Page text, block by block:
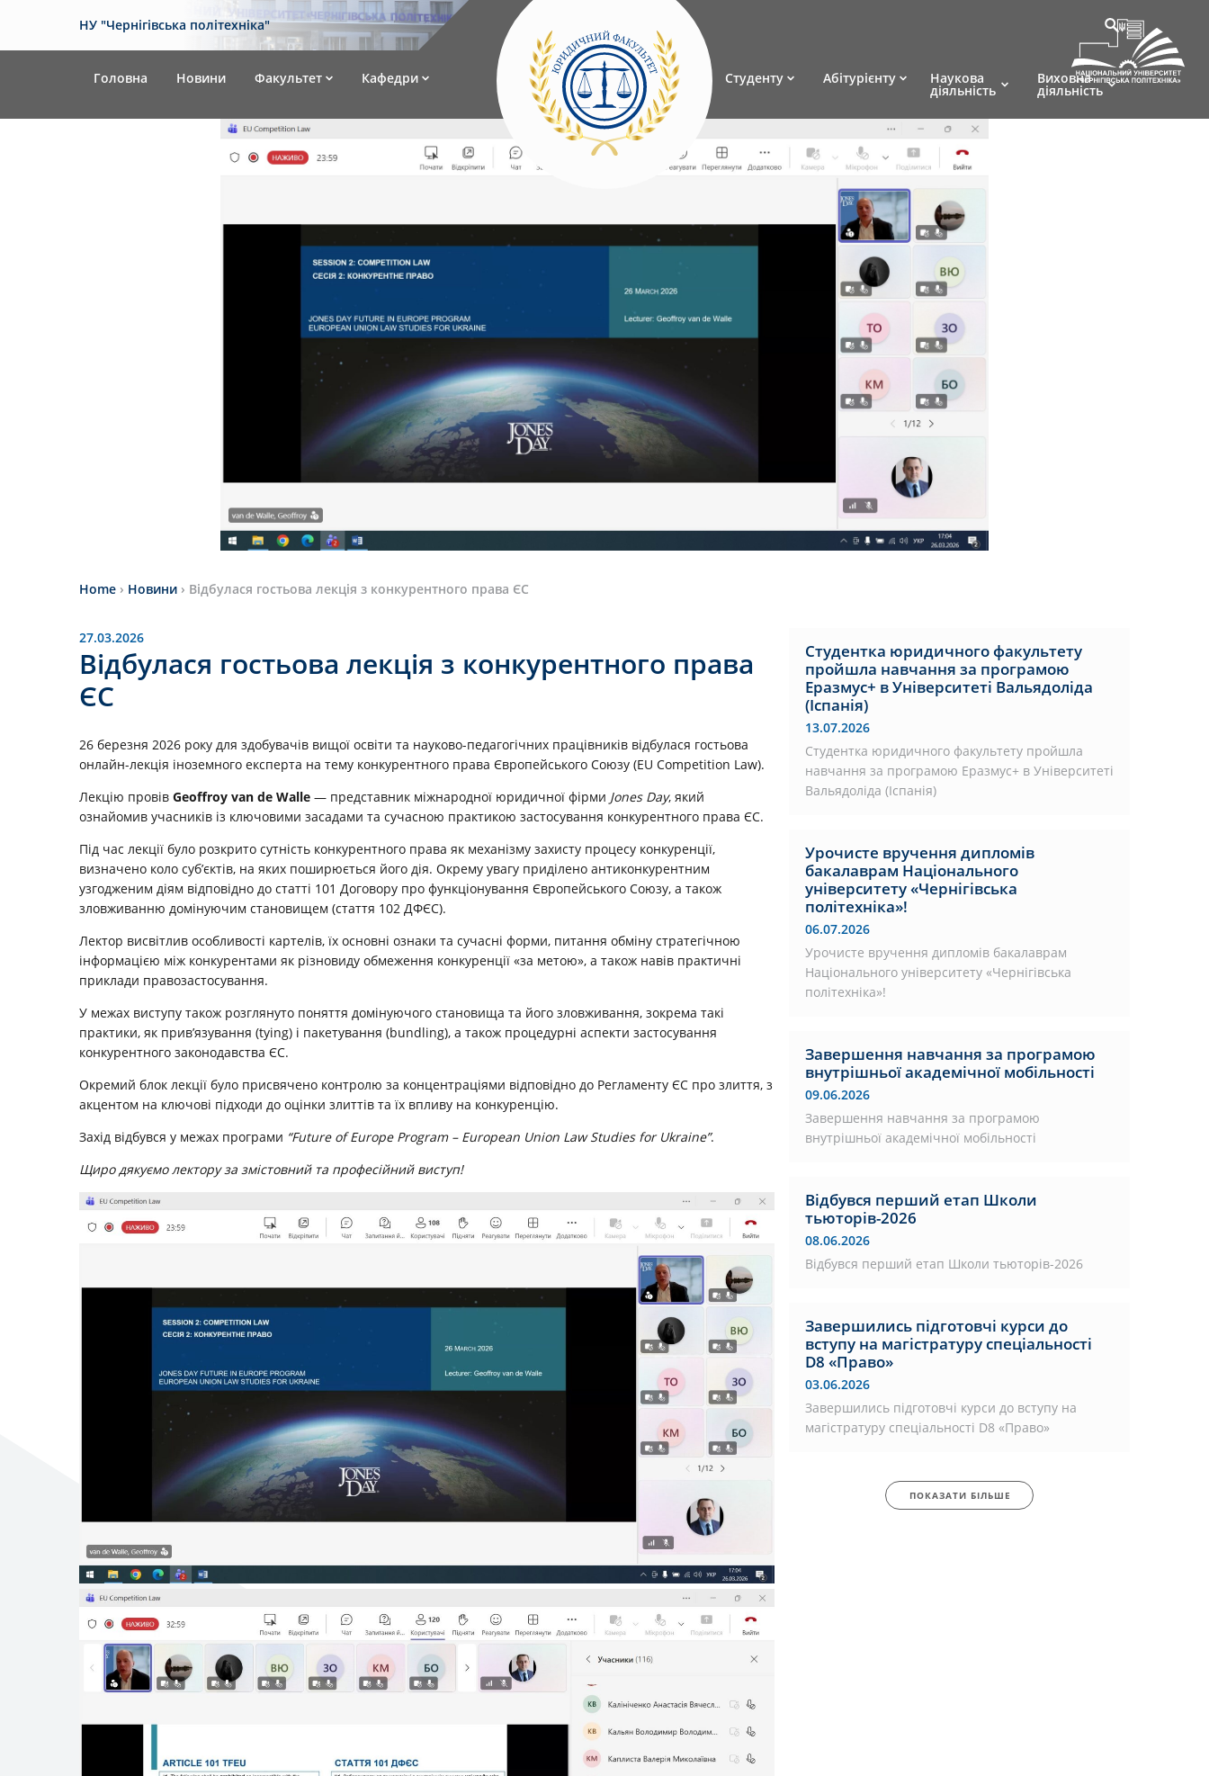
НУ "Чернігівська політехніка"
Головна Новини Факультет Кафедри Студенту Абітурієнту Наукова
діяльність
Виховна
діяльність
Home › Новини › Відбулася гостьова лекція з конкурентного права ЄС
27.03.2026
Відбулася гостьова лекція з конкурентного права
ЄС
26 березня 2026 року для здобувачів вищої освіти та науково-педагогічних працівників відбулася гостьова
онлайн-лекція іноземного експерта на тему конкурентного права Європейського Союзу (EU Competition Law).
Лекцію провів Geoffroy van de Walle — представник міжнародної юридичної фірми Jones Day, який
ознайомив учасників із ключовими засадами та сучасною практикою застосування конкурентного права ЄС.
Під час лекції було розкрито сутність конкурентного права як механізму захисту процесу конкуренції,
визначено коло суб’єктів, на яких поширюється його дія. Окрему увагу приділено антиконкурентним
узгодженим діям відповідно до статті 101 Договору про функціонування Європейського Союзу, а також
зловживанню домінуючим становищем (стаття 102 ДФЄС).
Лектор висвітлив особливості картелів, їх основні ознаки та сучасні форми, питання обміну стратегічною
інформацією між конкурентами як різновиду обмеження конкуренції «за метою», а також навів практичні
приклади правозастосування.
У межах виступу також розглянуто поняття домінуючого становища та його зловживання, зокрема такі
практики, як прив’язування (tying) і пакетування (bundling), а також процедурні аспекти застосування
конкурентного законодавства ЄС.
Окремий блок лекції було присвячено контролю за концентраціями відповідно до Регламенту ЄС про злиття, з
акцентом на ключові підходи до оцінки злиттів та їх впливу на конкуренцію.
Захід відбувся у межах програми “Future of Europe Program – European Union Law Studies for Ukraine”.
Щиро дякуємо лектору за змістовний та професійний виступ!
Студентка юридичного факультету
пройшла навчання за програмою
Еразмус+ в Університеті Вальядоліда
(Іспанія)
13.07.2026
Студентка юридичного факультету пройшла
навчання за програмою Еразмус+ в Університеті
Вальядоліда (Іспанія)
Урочисте вручення дипломів
бакалаврам Національного
університету «Чернігівська
політехніка»!
06.07.2026
Урочисте вручення дипломів бакалаврам
Національного університету «Чернігівська
політехніка»!
Завершення навчання за програмою
внутрішньої академічної мобільності
09.06.2026
Завершення навчання за програмою
внутрішньої академічної мобільності
Відбувся перший етап Школи
тьюторів-2026
08.06.2026
Відбувся перший етап Школи тьюторів-2026
Завершились підготовчі курси до
вступу на магістратуру спеціальності
D8 «Право»
03.06.2026
Завершились підготовчі курси до вступу на
магістратуру спеціальності D8 «Право»
ПОКАЗАТИ БІЛЬШЕ